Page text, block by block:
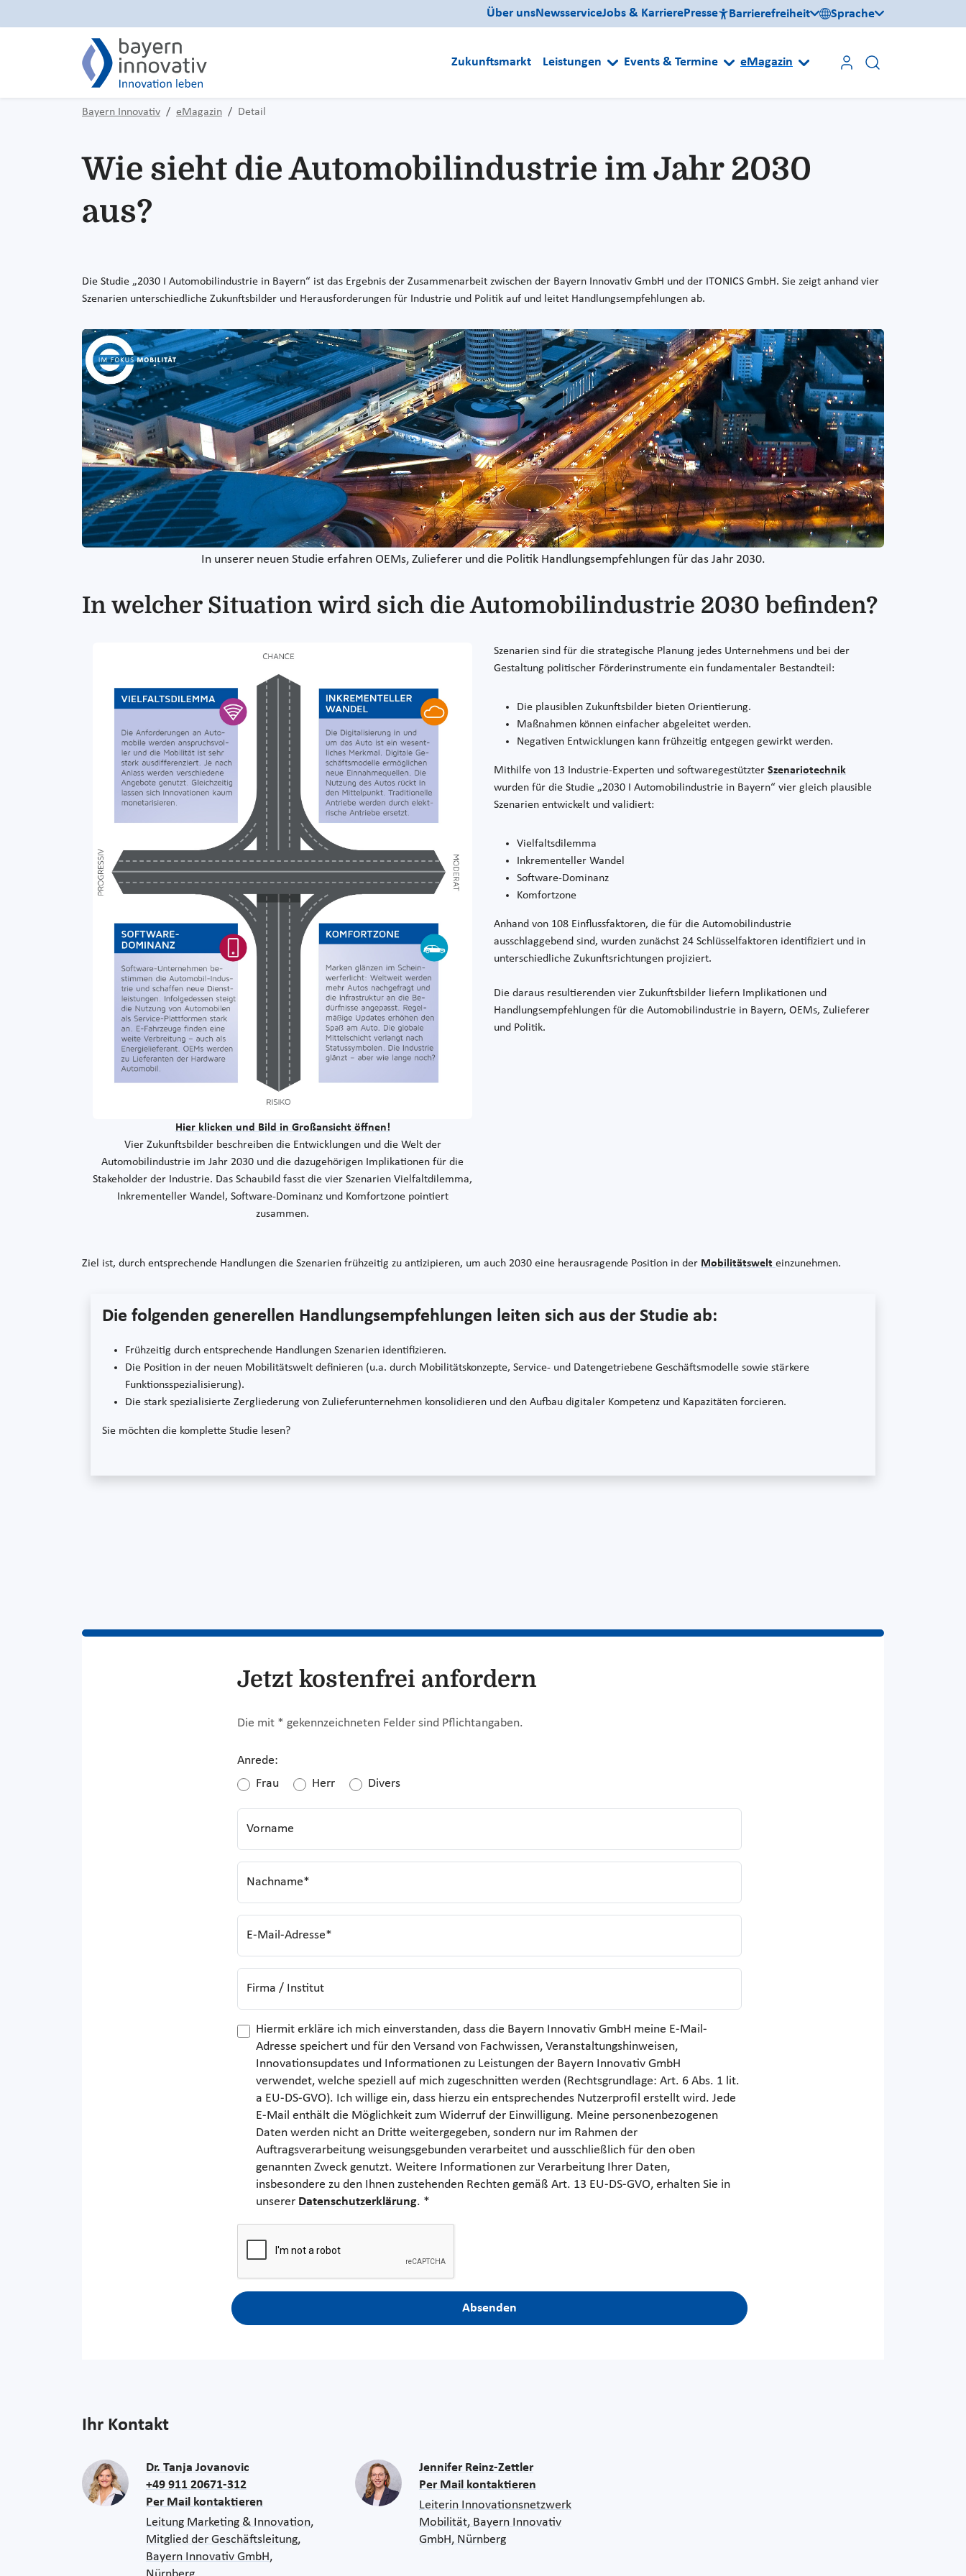
Über unsNewsserviceJobs & KarrierePresse Barrierefreiheit Sprache
Zukunftsmarkt Leistungen Events & Termine eMagazin
Bayern Innovativ eMagazin Detail
Wie sieht die Automobilindustrie im Jahr 2030
aus?
Die Studie „2030 I Automobilindustrie in Bayern“ ist das Ergebnis der Zusammenarbeit zwischen der Bayern Innovativ GmbH und der ITONICS GmbH. Sie zeigt anhand vier
Szenarien unterschiedliche Zukunftsbilder und Herausforderungen für Industrie und Politik auf und leitet Handlungsempfehlungen ab.
In unserer neuen Studie erfahren OEMs, Zulieferer und die Politik Handlungsempfehlungen für das Jahr 2030.
In welcher Situation wird sich die Automobilindustrie 2030 befinden?
Hier klicken und Bild in Großansicht öffnen!
Vier Zukunftsbilder beschreiben die Entwicklungen und die Welt der
Automobilindustrie im Jahr 2030 und die dazugehörigen Implikationen für die
Stakeholder der Industrie. Das Schaubild fasst die vier Szenarien Vielfaltdilemma,
Inkrementeller Wandel, Software-Dominanz und Komfortzone pointiert
zusammen.
Szenarien sind für die strategische Planung jedes Unternehmens und bei der
Gestaltung politischer Förderinstrumente ein fundamentaler Bestandteil:
Die plausiblen Zukunftsbilder bieten Orientierung.
Maßnahmen können einfacher abgeleitet werden.
Negativen Entwicklungen kann frühzeitig entgegen gewirkt werden.
Mithilfe von 13 Industrie-Experten und softwaregestützter Szenariotechnik
wurden für die Studie „2030 I Automobilindustrie in Bayern“ vier gleich plausible
Szenarien entwickelt und validiert:
Vielfaltsdilemma
Inkrementeller Wandel
Software-Dominanz
Komfortzone
Anhand von 108 Einflussfaktoren, die für die Automobilindustrie
ausschlaggebend sind, wurden zunächst 24 Schlüsselfaktoren identifiziert und in
unterschiedliche Zukunftsrichtungen projiziert.
Die daraus resultierenden vier Zukunftsbilder liefern Implikationen und
Handlungsempfehlungen für die Automobilindustrie in Bayern, OEMs, Zulieferer
und Politik.
Ziel ist, durch entsprechende Handlungen die Szenarien frühzeitig zu antizipieren, um auch 2030 eine herausragende Position in der Mobilitätswelt einzunehmen.
Die folgenden generellen Handlungsempfehlungen leiten sich aus der Studie ab:
Frühzeitig durch entsprechende Handlungen Szenarien identifizieren.
Die Position in der neuen Mobilitätswelt definieren (u.a. durch Mobilitätskonzepte, Service- und Datengetriebene Geschäftsmodelle sowie stärkere
Funktionsspezialisierung).
Die stark spezialisierte Zergliederung von Zulieferunternehmen konsolidieren und den Aufbau digitaler Kompetenz und Kapazitäten forcieren.
Sie möchten die komplette Studie lesen?
Jetzt kostenfrei anfordern
Die mit * gekennzeichneten Felder sind Pflichtangaben.
Anrede:
Frau
Herr Divers
Vorname
Nachname*
E-Mail-Adresse*
Firma / Institut
Hiermit erkläre ich mich einverstanden, dass die Bayern Innovativ GmbH meine E-Mail-
Adresse speichert und für den Versand von Fachwissen, Veranstaltungshinweisen,
Innovationsupdates und Informationen zu Leistungen der Bayern Innovativ GmbH
verwendet, welche speziell auf mich zugeschnitten werden (Rechtsgrundlage: Art. 6 Abs. 1 lit.
a EU-DS-GVO). Ich willige ein, dass hierzu ein entsprechendes Nutzerprofil erstellt wird. Jede
E-Mail enthält die Möglichkeit zum Widerruf der Einwilligung. Meine personenbezogenen
Daten werden nicht an Dritte weitergegeben, sondern nur im Rahmen der
Auftragsverarbeitung weisungsgebunden verarbeitet und ausschließlich für den oben
genannten Zweck genutzt. Weitere Informationen zur Verarbeitung Ihrer Daten,
insbesondere zu den Ihnen zustehenden Rechten gemäß Art. 13 EU-DS-GVO, erhalten Sie in
unserer Datenschutzerklärung. *
Absenden
Ihr Kontakt
Dr. Tanja Jovanovic
+49 911 20671-312
Per Mail kontaktieren
Leitung Marketing & Innovation,
Mitglied der Geschäftsleitung,
Bayern Innovativ GmbH,
Jennifer Reinz-Zettler
Per Mail kontaktieren
Leiterin Innovationsnetzwerk
Mobilität, Bayern Innovativ
GmbH, Nürnberg